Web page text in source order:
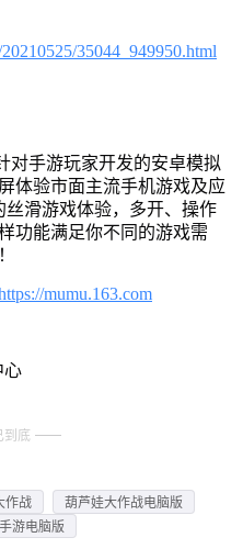
35044_949950.html
对手游玩家开发的安卓模拟
体验市面主流手机游戏及应
丝滑游戏体验，多开、操作
功能满足你不同的游戏需
mumu.163.com
心
到底
作战
葫芦娃大作战电脑版
游电脑版